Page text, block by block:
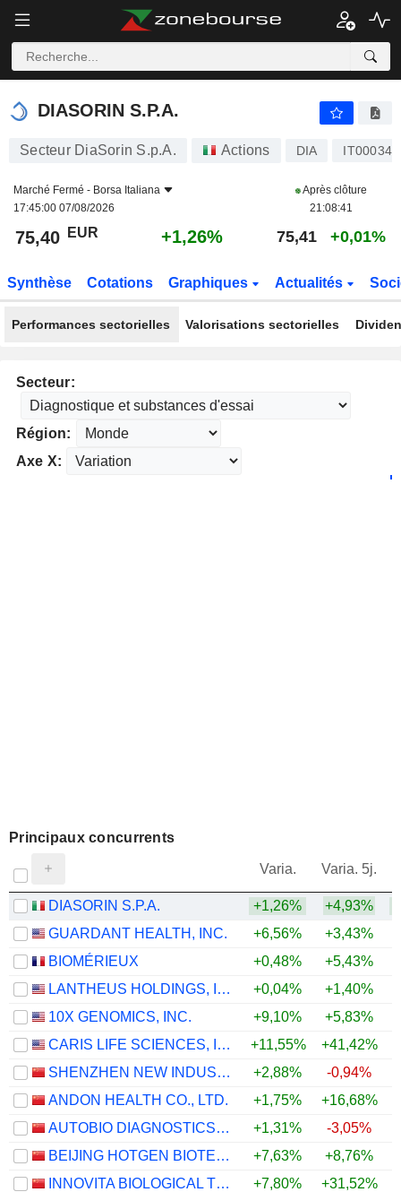
DIASORIN S.P.A.
DIASORIN S.P.A.
Secteur DiaSorin S.p.A. Actions DIA
Marché Fermé - Borsa Italiana
17:45:00 07/08/2026
Après clôture
21:08:41
75,40 EUR +1,26% 75,41 +0,01%
Synthèse Cotations Graphiques Actualités
Performances sectorielles Valorisations sectorielles
Secteur:
Région:
Axe X:
Principaux concurrents
Varia. Varia. 5j.
DIASORIN S.P.A.
+1,26% +4,93%
GUARDANT HEALTH, INC.
+6,56% +3,43%
BIOMÉRIEUX
+0,48% +5,43%
LANTHEUS HOLDINGS, INC.
+0,04% +1,40%
10X GENOMICS, INC.
+9,10% +5,83%
CARIS LIFE SCIENCES, INC.
+11,55% +41,42%
SHENZHEN NEW INDUSTRIES BIOMEDICAL ENGINEERING CO., LTD.
+2,88% -0,94%
ANDON HEALTH CO., LTD.
+1,75% +16,68%
AUTOBIO DIAGNOSTICS CO., LTD.
+1,31% -3,05%
BEIJING HOTGEN BIOTECH CO., LTD.
+7,63% +8,76%
INNOVITA BIOLOGICAL TECHNOLOGY CO., LTD.
+7,80% +31,52%